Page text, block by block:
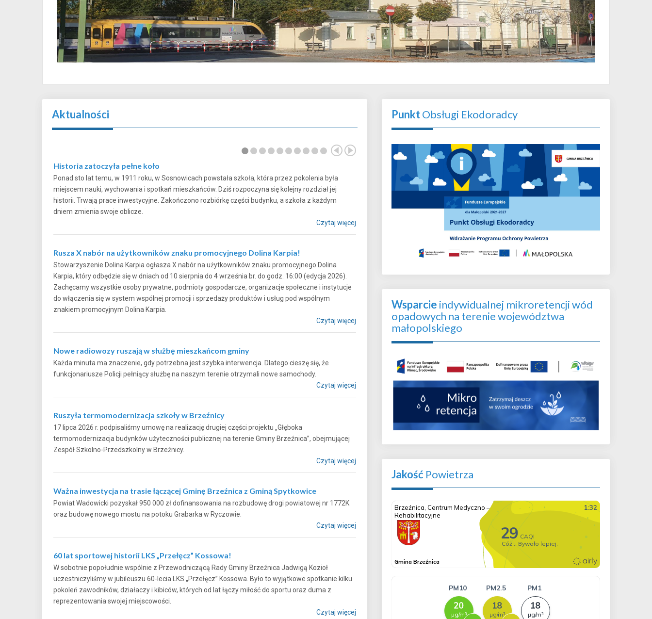
Aktualności
Historia zatoczyła pełne koło
Ponad sto lat temu, w 1911 roku, w Sosnowicach powstała szkoła, która przez pokolenia była
miejscem nauki, wychowania i spotkań mieszkańców. Dziś rozpoczyna się kolejny rozdział jej
historii. Trwają prace inwestycyjne. Zakończono rozbiórkę części budynku, a szkoła z każdym
dniem zmienia swoje oblicze.
Czytaj więcej
Rusza X nabór na użytkowników znaku promocyjnego Dolina Karpia!
Stowarzyszenie Dolina Karpia ogłasza X nabór na użytkowników znaku promocyjnego Dolina
Karpia, który odbędzie się w dniach od 10 sierpnia do 4 września br. do godz. 16:00 (edycja 2026).
Zachęcamy wszystkie osoby prywatne, podmioty gospodarcze, organizacje społeczne i instytucje
do włączenia się w system wspólnej promocji i sprzedaży produktów i usług pod wspólnym
znakiem promocyjnym Dolina Karpia.
Czytaj więcej
Nowe radiowozy ruszają w służbę mieszkańcom gminy
Każda minuta ma znaczenie, gdy potrzebna jest szybka interwencja. Dlatego cieszę się, że
funkcjonariusze Policji pełniący służbę na naszym terenie otrzymali nowe samochody.
Czytaj więcej
Ruszyła termomodernizacja szkoły w Brzeźnicy
17 lipca 2026 r. podpisaliśmy umowę na realizację drugiej części projektu „Głęboka
termomodernizacja budynków użyteczności publicznej na terenie Gminy Brzeźnica”, obejmującej
Zespół Szkolno-Przedszkolny w Brzeźnicy.
Czytaj więcej
Ważna inwestycja na trasie łączącej Gminę Brzeźnica z Gminą Spytkowice
Powiat Wadowicki pozyskał 950 000 zł dofinansowania na rozbudowę drogi powiatowej nr 1772K
oraz budowę nowego mostu na potoku Grabarka w Ryczowie.
Czytaj więcej
60 lat sportowej historii LKS „Przełęcz” Kossowa!
W sobotnie popołudnie wspólnie z Przewodniczącą Rady Gminy Brzeźnica Jadwigą Kozioł
uczestniczyliśmy w jubileuszu 60-lecia LKS „Przełęcz” Kossowa. Było to wyjątkowe spotkanie kilku
pokoleń zawodników, działaczy i kibiców, których od lat łączy miłość do sportu oraz duma z
reprezentowania swojej miejscowości.
Czytaj więcej
PunktObsługi Ekodoradcy
Wsparcie indywidualnej mikroretencji wód
opadowych na terenie województwa
małopolskiego
Jakość Powietrza